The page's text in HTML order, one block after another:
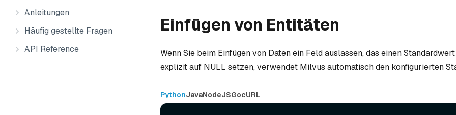
Anleitungen
Häufig gestellte Fragen
API Reference
Einfügen von Entitäten
Wenn Sie beim Einfügen von Daten ein Feld auslassen, das einen
explizit auf NULL setzen, verwendet Milvus automatisch den konfigurierten
PythonJavaNodeJSGocURL